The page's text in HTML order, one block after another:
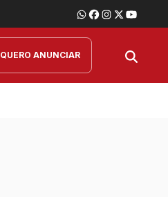
QUERO ANUNCIAR